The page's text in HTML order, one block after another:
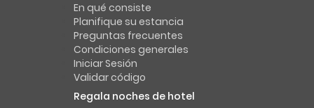
En qué consiste
Planifique su estancia
Preguntas frecuentes
Condiciones generales
Iniciar Sesión
Validar código
Regala noches de hotel